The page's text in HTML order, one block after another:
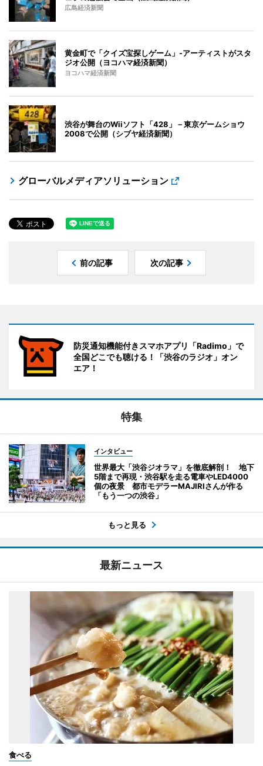
広島経済新聞
黄金町で「クイズ宝探しゲーム」-アーティストがスタ
ジオ公開（ヨコハマ経済新聞）
ヨコハマ経済新聞
渋谷が舞台のWiiソフト「428」－東京ゲームショウ
2008で公開（シブヤ経済新聞）
グローバルメディアソリューション
前の記事 次の記事
防災通知機能付きスマホアプリ「Radimo」で
全国どこでも聴ける！「渋谷のラジオ」オン
エア！
特集
インタビュー
世界最大「渋谷ジオラマ」を徹底解剖！ 地下
5階まで再現・渋谷駅を走る電車やLED4000
個の夜景 都市モデラーMAJIRIさんが作る
「もう一つの渋谷」
もっと見る
最新ニュース
食べる